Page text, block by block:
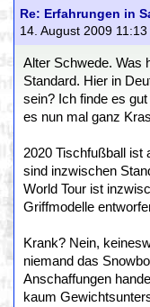
Re: Erfahrungen in
14. August 2009 11:13
Alter Schwede. Was
Standard. Hier in
sein? Ich finde es
es nun mal ganz
2020 Tischfußball ist
sind inzwischen
World Tour ist
Griffmodelle
Krank? Nein,
niemand das
Anschaffungen
kaum